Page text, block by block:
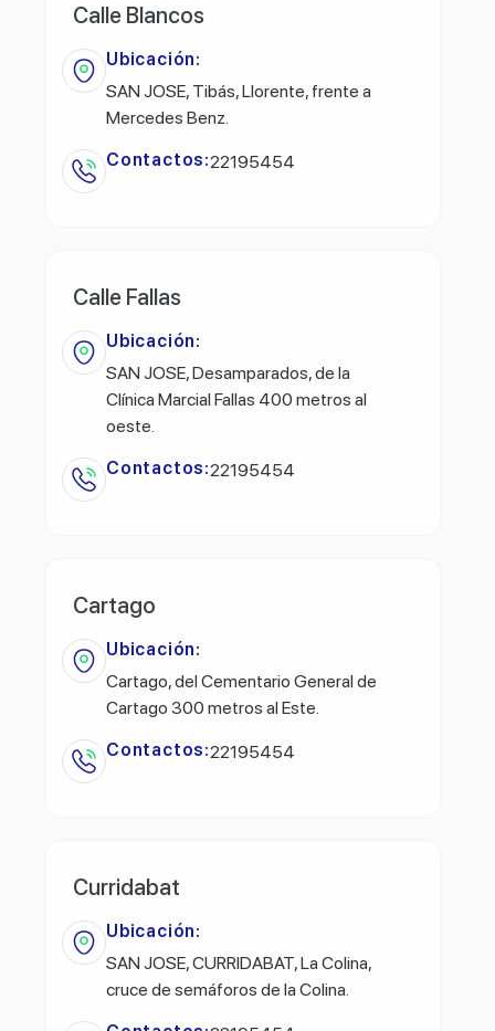
Calle Blancos
Ubicación:
SAN JOSE, Tibás, Llorente, frente a
Mercedes Benz.
Contactos:22195454
Calle Fallas
Ubicación:
SAN JOSE, Desamparados, de la
Clínica Marcial Fallas 400 metros al
oeste.
Contactos:22195454
Cartago
Ubicación:
Cartago, del Cementario General de
Cartago 300 metros al Este.
Contactos:22195454
Curridabat
Ubicación:
SAN JOSE, CURRIDABAT, La Colina,
cruce de semáforos de la Colina.